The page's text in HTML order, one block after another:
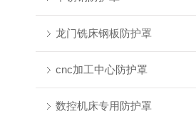
龙门铣床钢板防护罩
cnc加工中心防护罩
数控机床专用防护罩